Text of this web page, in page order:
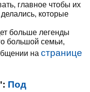
главное чтобы их
которые
больше легенды
большой семьи,
на странице
Под